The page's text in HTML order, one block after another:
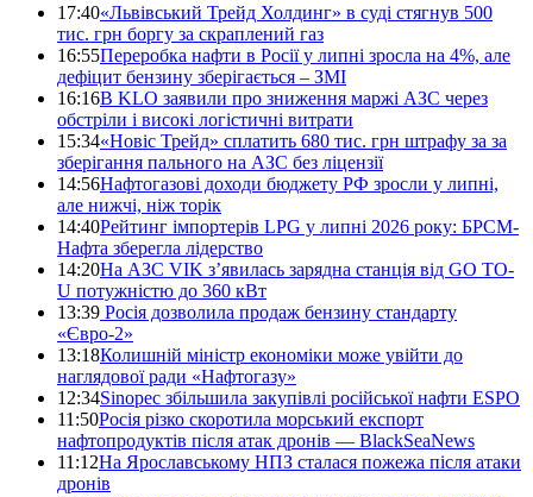
17:40«Львівський Трейд Холдинг» в суді стягнув 500
тис. грн боргу за скраплений газ
16:55Переробка нафти в Росії у липні зросла на 4%, але
дефіцит бензину зберігається – ЗМІ
16:16В KLO заявили про зниження маржі АЗС через
обстріли і високі логістичні витрати
15:34«Новіс Трейд» сплатить 680 тис. грн штрафу за за
зберігання пального на АЗС без ліцензії
14:56Нафтогазові доходи бюджету РФ зросли у липні,
але нижчі, ніж торік
14:40Рейтинг імпортерів LPG у липні 2026 року: БРСМ-
Нафта зберегла лідерство
14:20На АЗС VIK з’явилась зарядна станція від GO TO-
U потужністю до 360 кВт
13:39 Росія дозволила продаж бензину стандарту
«Євро-2»
13:18Колишній міністр економіки може увійти до
наглядової ради «Нафтогазу»
12:34Sinopec збільшила закупівлі російської нафти ESPO
11:50Росія різко скоротила морський експорт
нафтопродуктів після атак дронів — BlackSeaNews
11:12На Ярославському НПЗ сталася пожежа після атаки
дронів